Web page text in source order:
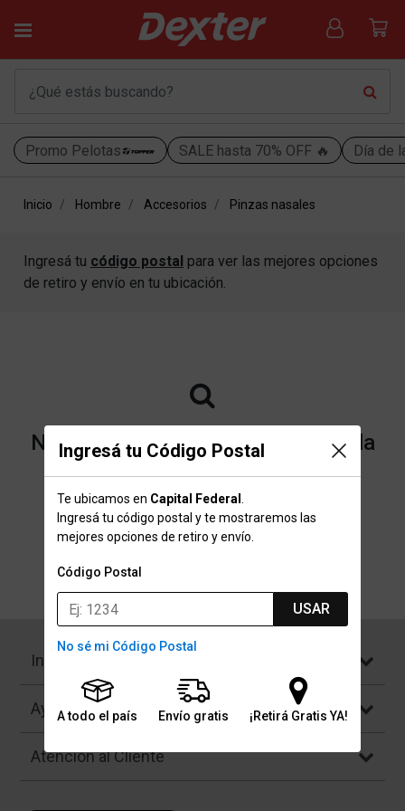
Promo Pelotas SALE hasta 70% OFF 🔥 Día de
Ingresá tu Código Postal
Te ubicamos en Capital Federal
Ingresá tu código postal y te mostraremos las
mejores opciones de retiro y envío.
Código Postal
USAR
No sé mi Código Postal
A todo el país Envío gratis ¡Retirá Gratis YA!
Inicio Hombre Accesorios Pinzas nasales
Ingresá tu código postal para ver las mejores opciones
de retiro y envío en tu ubicación.
No encontramos resultados para la
categoría "Pinzas nasales" que
buscaste.
Volver a la página de inicio
Institucional
Ayuda
Atención al Cliente